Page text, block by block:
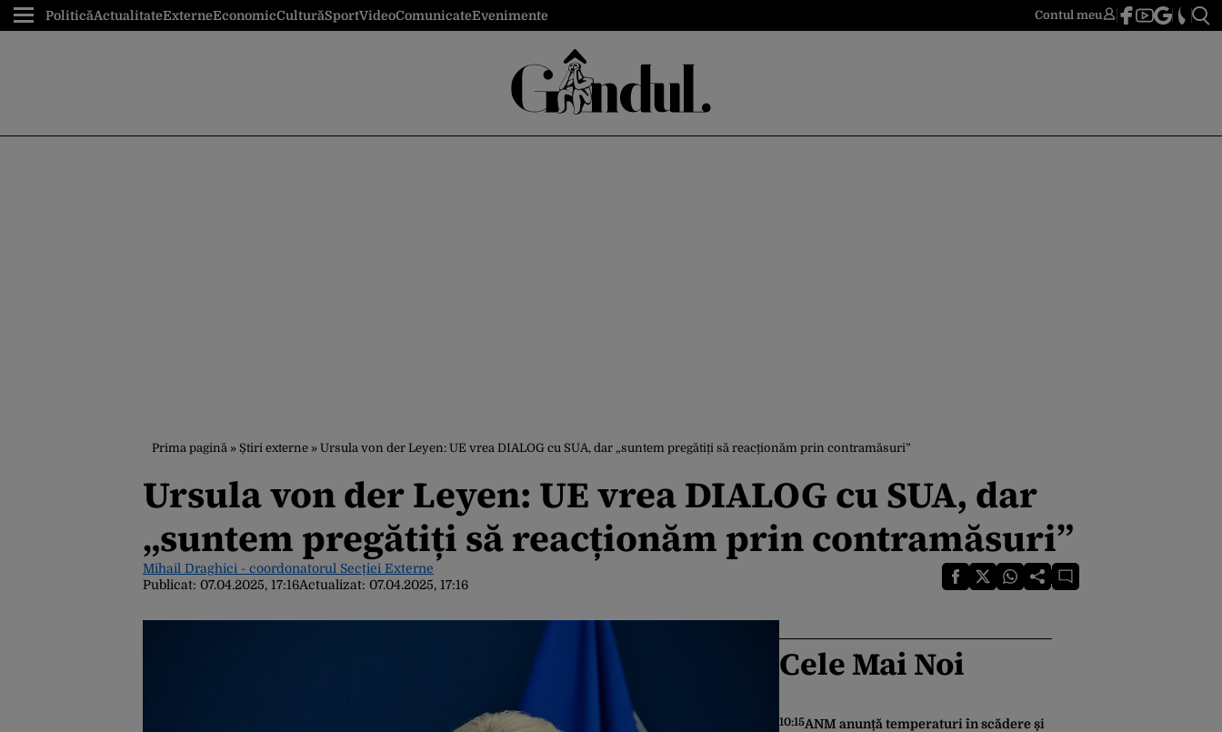
PoliticăActualitateExterneEconomicCulturăSportVideoComunicateEvenimente Contul meu
Prima pagină » Știri externe » Ursula von der Leyen: UE vrea DIALOG cu SUA, dar „suntem pregătiți să reacționăm prin contramăsuri”
Ursula von der Leyen: UE vrea DIALOG cu SUA, dar
„suntem pregătiți să reacționăm prin contramăsuri”
Mihail Draghici - coordonatorul Secției Externe
Publicat: 07.04.2025, 17:16Actualizat: 07.04.2025, 17:16
Cele Mai Noi
10:15ANM anunță temperaturi în scădere și